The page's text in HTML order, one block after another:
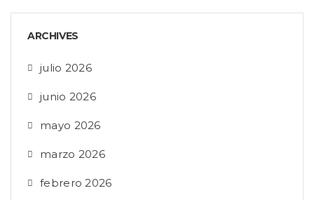
ARCHIVES
julio 2026
junio 2026
mayo 2026
marzo 2026
febrero 2026